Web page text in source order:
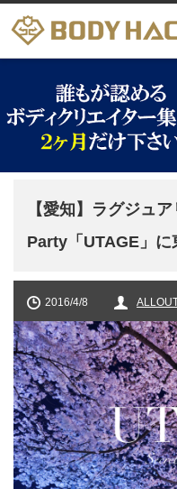
【愛知】ラグジュ
Party「UTAGE」に
2016/4/8